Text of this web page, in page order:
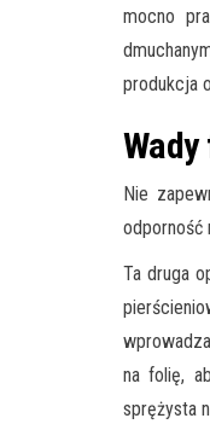
mocno
produkcja
Nie
odporność
Ta druga
na folię,
sprężysta